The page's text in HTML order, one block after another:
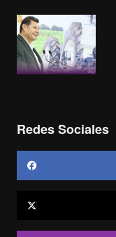
Redes Sociales